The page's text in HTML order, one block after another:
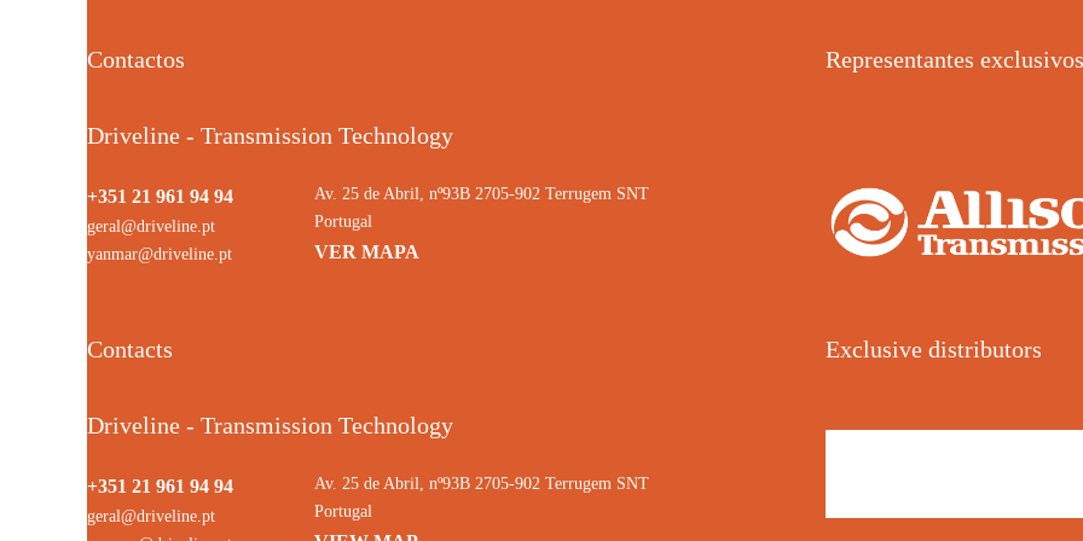
Contactos
Driveline - Transmission Technology
+351 21 961 94 94
geral@driveline.pt
yanmar@driveline.pt
Av. 25 de Abril, nº93B 2705-902 Terrugem SNT
Portugal
VER MAPA
Representantes exclusivos
Contacts
Driveline - Transmission Technology
+351 21 961 94 94
geral@driveline.pt
Av. 25 de Abril, nº93B 2705-902 Terrugem SNT
Portugal
Exclusive distributors